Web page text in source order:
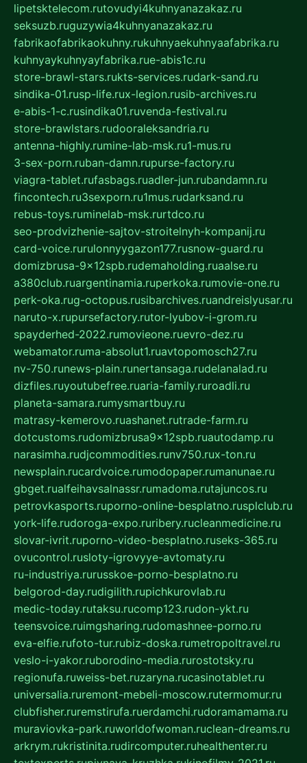
lipetsktelecom.rutovudyi4kuhnyanazakaz.ru
seksuzb.ruguzywia4kuhnyanazakaz.ru
fabrikaofabrikaokuhny.rukuhnyaekuhnyaafabrika.ru
kuhnyaykuhnyayfabrika.rue-abis1c.ru
store-brawl-stars.rukts-services.rudark-sand.ru
sindika-01.rusp-life.rux-legion.rusib-archives.ru
e-abis-1-c.rusindika01.ruvenda-festival.ru
store-brawlstars.rudooraleksandria.ru
antenna-highly.rumine-lab-msk.ru1-mus.ru
3-sex-porn.ruban-damn.rupurse-factory.ru
viagra-tablet.rufasbags.ruadler-jun.rubandamn.ru
fincontech.ru3sexporn.ru1mus.rudarksand.ru
rebus-toys.ruminelab-msk.rurtdco.ru
seo-prodvizhenie-sajtov-stroitelnyh-kompanij.ru
card-voice.rurulonnyygazon177.rusnow-guard.ru
domizbrusa-9x12spb.rudemaholding.ruaalse.ru
a380club.ruargentinamia.ruperkoka.rumovie-one.ru
perk-oka.rug-octopus.rusibarchives.ruandreislyusar.ru
naruto-x.rupursefactory.rutor-lyubov-i-grom.ru
spayderhed-2022.rumovieone.ruevro-dez.ru
webamator.ruma-absolut1.ruavtopomosch27.ru
nv-750.runews-plain.runertansaga.rudelanalad.ru
dizfiles.ruyoutubefree.ruaria-family.ruroadli.ru
planeta-samara.rumysmartbuy.ru
matrasy-kemerovo.ruashanet.rutrade-farm.ru
dotcustoms.rudomizbrusa9x12spb.ruautodamp.ru
narasimha.rudjcommodities.runv750.rux-ton.ru
newsplain.rucardvoice.rumodopaper.rumanunae.ru
gbget.rualfeihavsalnassr.rumadoma.rutajuncos.ru
petrovkasports.ruporno-online-besplatno.rusplclub.ru
york-life.rudoroga-expo.ruribery.rucleanmedicine.ru
slovar-ivrit.ruporno-video-besplatno.ruseks-365.ru
ovucontrol.rusloty-igrovyye-avtomaty.ru
ru-industriya.rurusskoe-porno-besplatno.ru
belgorod-day.rudigilith.rupichkurovlab.ru
medic-today.rutaksu.rucomp123.rudon-ykt.ru
teensvoice.ruimgsharing.rudomashnee-porno.ru
eva-elfie.rufoto-tur.rubiz-doska.rumetropoltravel.ru
veslo-i-yakor.ruborodino-media.rurostotsky.ru
regionufa.ruweiss-bet.ruzaryna.rucasinotablet.ru
universalia.ruremont-mebeli-moscow.rutermomur.ru
clubfisher.ruremstirufa.ruerdamchi.rudoramamama.ru
muraviovka-park.ruworldofwoman.ruclean-dreams.ru
arkrym.rukristinita.rudircomputer.ruhealthenter.ru